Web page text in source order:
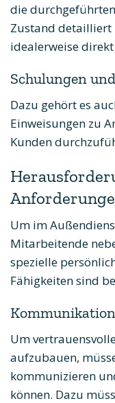
die
Zustand detailliert
idealerweise direkt
Schulungen
Dazu gehört es
Einweisungen zu
Kunden
Um im
Mitarbeitende
spezielle
Fähigkeiten sind
Um
aufzubauen,
kommunizieren
können. Dazu